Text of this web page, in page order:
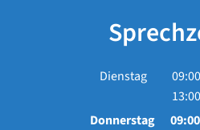
Dienstag 09:00
13:00
Donnerstag 09:00